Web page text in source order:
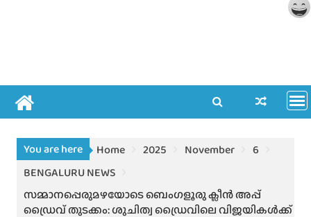
You are here Home 2025 November
6
BENGALURU NEWS
സമ്മാനപ്പെരുമഴയോടെ ബെംഗളൂരു ക്ലീൻ അപ്പ്
ഡ്രൈവ് തുടക്കം: ശുചിത്വ ഡ്രൈവിലെ വിജയികൾക്ക്